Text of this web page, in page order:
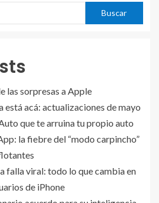
Buscar
las sorpresas a Apple
está acá: actualizaciones de mayo
que te arruina tu propio auto
la fiebre del “modo carpincho”
falla viral: todo lo que cambia en
de iPhone